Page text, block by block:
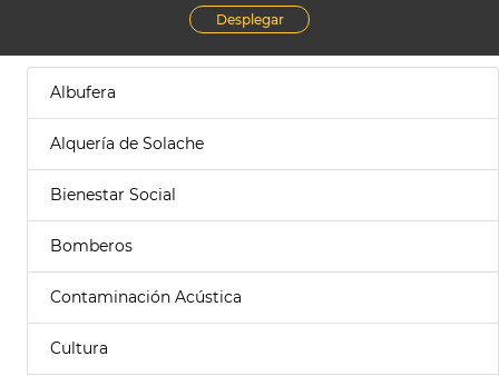
Desplegar
Albufera
Alquería de Solache
Bienestar Social
Bomberos
Contaminación Acústica
Cultura